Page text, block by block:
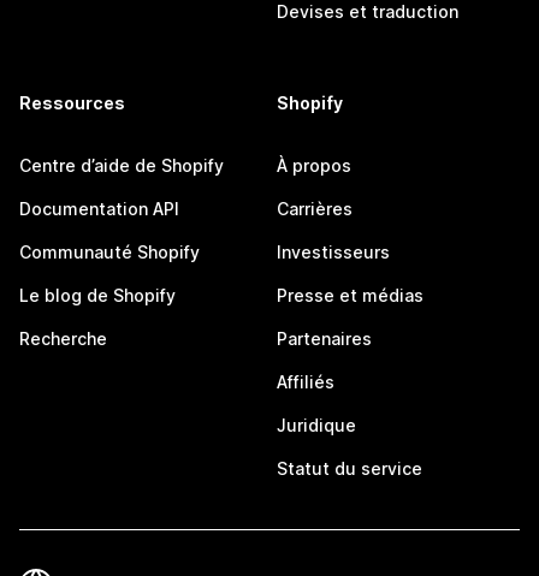
Devises et traduction
Ressources
Centre d’aide de Shopify
Documentation API
Communauté Shopify
Le blog de Shopify
Recherche
Shopify
À propos
Carrières
Investisseurs
Presse et médias
Partenaires
Affiliés
Juridique
Statut du service